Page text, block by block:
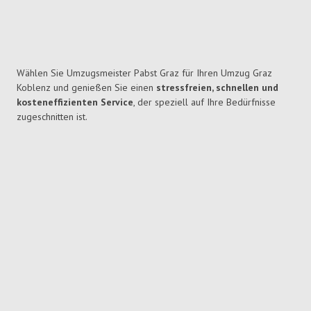
Wählen Sie Umzugsmeister Pabst Graz für Ihren Umzug Graz
Koblenz und genießen Sie einen stressfreien, schnellen und
kosteneffizienten Service, der speziell auf Ihre Bedürfnisse
zugeschnitten ist.